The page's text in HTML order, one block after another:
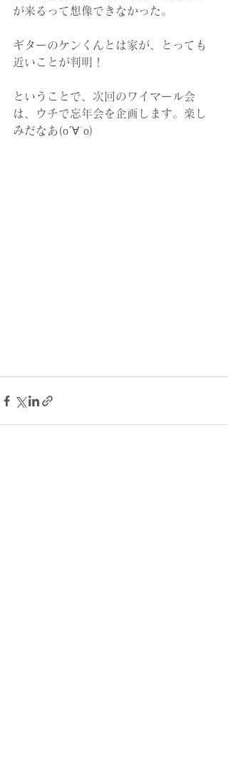
が来るって想像できなかった。
ギターのケンくんとは家が、とっても
近いことが判明！
ということで、次回のワイマール会
は、ウチで忘年会を企画します。楽し
みだなあ(о´∀`о)